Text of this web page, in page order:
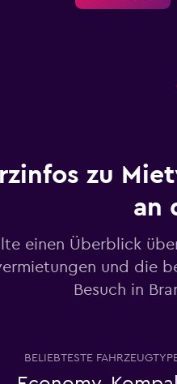
Preise prüfen
zu
an
einen Überblick
und die
Besuch in
BELIEBTESTE